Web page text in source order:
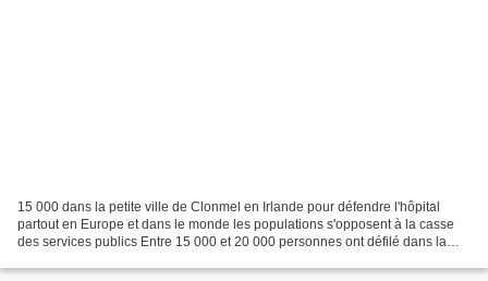
15 000 dans la petite ville de Clonmel en Irlande pour défendre l'hôpital
partout en Europe et dans le monde les populations s'opposent à la casse
des services publics Entre 15 000 et 20 000 personnes ont défilé dans la